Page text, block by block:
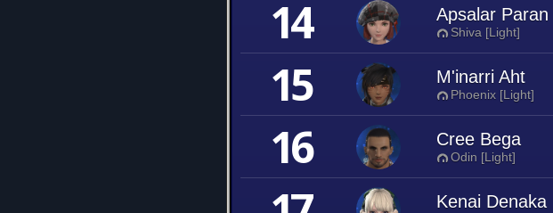
14 Apsalar Paran
Shiva [Light]
15 M'inarri Aht
Phoenix [Light]
16 Cree Bega
Odin [Light]
Kenai Denaka